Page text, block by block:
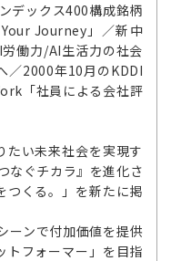
デックス400構成銘柄
Journey」／新中
働力/AI生活力の社会
／2000年10月のKDDI
「社員による会社評
たい未来社会を実現す
なぐチカラ』を進化さ
つくる。」を新たに掲
ーンで付加価値を提供
トフォーマー」を目指